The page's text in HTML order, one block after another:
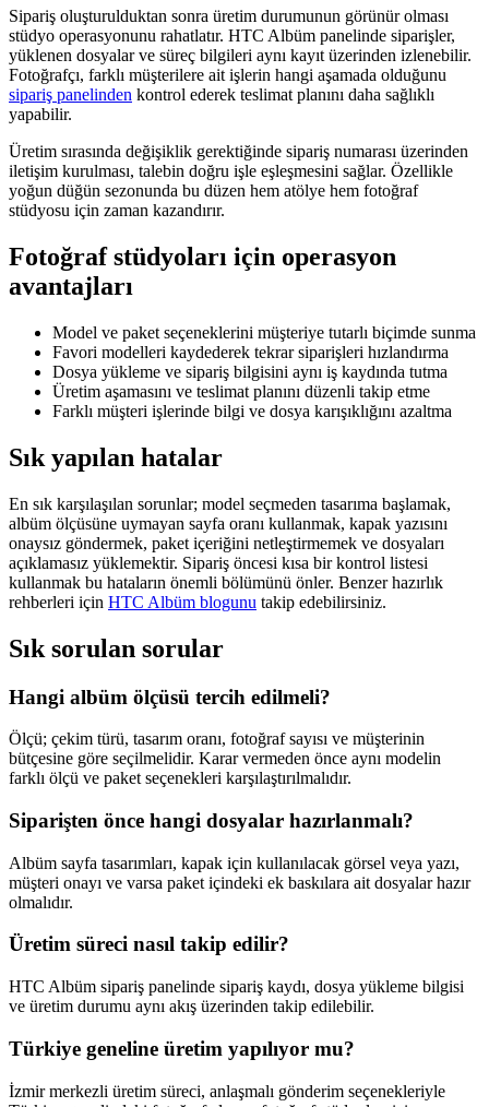
Sipariş oluşturulduktan sonra üretim durumunun görünür olması
stüdyo operasyonunu rahatlatır. HTC Albüm panelinde siparişler,
yüklenen dosyalar ve süreç bilgileri aynı kayıt üzerinden izlenebilir.
Fotoğrafçı, farklı müşterilere ait işlerin hangi aşamada olduğunu
sipariş panelinden kontrol ederek teslimat planını daha sağlıklı
yapabilir.
Üretim sırasında değişiklik gerektiğinde sipariş numarası üzerinden
iletişim kurulması, talebin doğru işle eşleşmesini sağlar. Özellikle
yoğun düğün sezonunda bu düzen hem atölye hem fotoğraf
stüdyosu için zaman kazandırır.
Fotoğraf stüdyoları için operasyon
avantajları
Model ve paket seçeneklerini müşteriye tutarlı biçimde sunma
Favori modelleri kaydederek tekrar siparişleri hızlandırma
Dosya yükleme ve sipariş bilgisini aynı iş kaydında tutma
Üretim aşamasını ve teslimat planını düzenli takip etme
Farklı müşteri işlerinde bilgi ve dosya karışıklığını azaltma
Sık yapılan hatalar
En sık karşılaşılan sorunlar; model seçmeden tasarıma başlamak,
albüm ölçüsüne uymayan sayfa oranı kullanmak, kapak yazısını
onaysız göndermek, paket içeriğini netleştirmemek ve dosyaları
açıklamasız yüklemektir. Sipariş öncesi kısa bir kontrol listesi
kullanmak bu hataların önemli bölümünü önler. Benzer hazırlık
rehberleri için HTC Albüm blogunu takip edebilirsiniz.
Sık sorulan sorular
Hangi albüm ölçüsü tercih edilmeli?
Ölçü; çekim türü, tasarım oranı, fotoğraf sayısı ve müşterinin
bütçesine göre seçilmelidir. Karar vermeden önce aynı modelin
farklı ölçü ve paket seçenekleri karşılaştırılmalıdır.
Siparişten önce hangi dosyalar hazırlanmalı?
Albüm sayfa tasarımları, kapak için kullanılacak görsel veya yazı,
müşteri onayı ve varsa paket içindeki ek baskılara ait dosyalar hazır
olmalıdır.
Üretim süreci nasıl takip edilir?
HTC Albüm sipariş panelinde sipariş kaydı, dosya yükleme bilgisi
ve üretim durumu aynı akış üzerinden takip edilebilir.
Türkiye geneline üretim yapılıyor mu?
İzmir merkezli üretim süreci, anlaşmalı gönderim seçenekleriyle